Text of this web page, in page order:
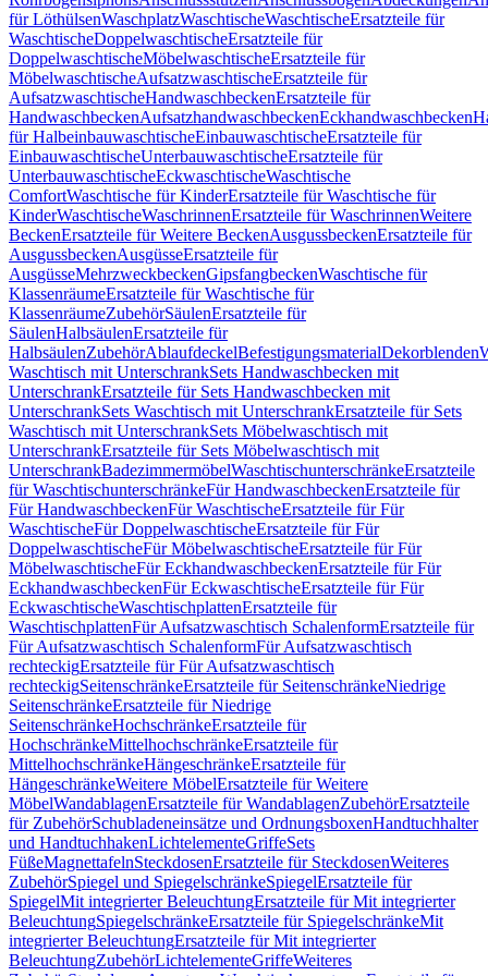
für LöthülsenWaschplatzWaschtischeWaschtischeErsatzteile für
WaschtischeDoppelwaschtischeErsatzteile für
DoppelwaschtischeMöbelwaschtischeErsatzteile für
MöbelwaschtischeAufsatzwaschtischeErsatzteile für
AufsatzwaschtischeHandwaschbeckenErsatzteile für
HandwaschbeckenAufsatzhandwaschbeckenEckhandwaschbecken
für HalbeinbauwaschtischeEinbauwaschtischeErsatzteile für
EinbauwaschtischeUnterbauwaschtischeErsatzteile für
UnterbauwaschtischeEckwaschtischeWaschtische
ComfortWaschtische für KinderErsatzteile für Waschtische für
KinderWaschtischeWaschrinnenErsatzteile für WaschrinnenWeitere
BeckenErsatzteile für Weitere BeckenAusgussbeckenErsatzteile für
AusgussbeckenAusgüsseErsatzteile für
AusgüsseMehrzweckbeckenGipsfangbeckenWaschtische für
KlassenräumeErsatzteile für Waschtische für
KlassenräumeZubehörSäulenErsatzteile für
SäulenHalbsäulenErsatzteile für
HalbsäulenZubehörAblaufdeckelBefestigungsmaterialDekorblenden
Waschtisch mit UnterschrankSets Handwaschbecken mit
UnterschrankErsatzteile für Sets Handwaschbecken mit
UnterschrankSets Waschtisch mit UnterschrankErsatzteile für Sets
Waschtisch mit UnterschrankSets Möbelwaschtisch mit
UnterschrankErsatzteile für Sets Möbelwaschtisch mit
UnterschrankBadezimmermöbelWaschtischunterschränkeErsatzteile
für WaschtischunterschränkeFür HandwaschbeckenErsatzteile für
Für HandwaschbeckenFür WaschtischeErsatzteile für Für
WaschtischeFür DoppelwaschtischeErsatzteile für Für
DoppelwaschtischeFür MöbelwaschtischeErsatzteile für Für
MöbelwaschtischeFür EckhandwaschbeckenErsatzteile für Für
EckhandwaschbeckenFür EckwaschtischeErsatzteile für Für
EckwaschtischeWaschtischplattenErsatzteile für
WaschtischplattenFür Aufsatzwaschtisch SchalenformErsatzteile für
Für Aufsatzwaschtisch SchalenformFür Aufsatzwaschtisch
rechteckigErsatzteile für Für Aufsatzwaschtisch
rechteckigSeitenschränkeErsatzteile für SeitenschränkeNiedrige
SeitenschränkeErsatzteile für Niedrige
SeitenschränkeHochschränkeErsatzteile für
HochschränkeMittelhochschränkeErsatzteile für
MittelhochschränkeHängeschränkeErsatzteile für
HängeschränkeWeitere MöbelErsatzteile für Weitere
MöbelWandablagenErsatzteile für WandablagenZubehörErsatzteile
für ZubehörSchubladeneinsätze und OrdnungsboxenHandtuchhalter
und HandtuchhakenLichtelementeGriffeSets
FüßeMagnettafelnSteckdosenErsatzteile für SteckdosenWeiteres
ZubehörSpiegel und SpiegelschränkeSpiegelErsatzteile für
SpiegelMit integrierter BeleuchtungErsatzteile für Mit integrierter
BeleuchtungSpiegelschränkeErsatzteile für SpiegelschränkeMit
integrierter BeleuchtungErsatzteile für Mit integrierter
BeleuchtungZubehörLichtelementeGriffeWeiteres